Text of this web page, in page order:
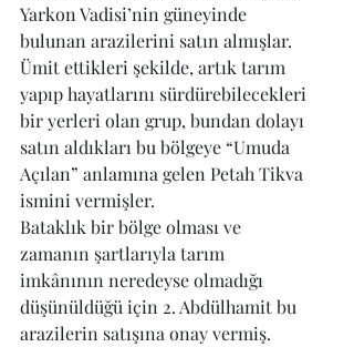
Yarkon Vadisi’nin güneyinde
bulunan arazilerini satın almışlar.
Ümit ettikleri şekilde, artık tarım
yapıp hayatlarını sürdürebilecekleri
bir yerleri olan grup, bundan dolayı
satın aldıkları bu bölgeye “Umuda
Açılan” anlamına gelen Petah Tikva
ismini vermişler.
Bataklık bir bölge olması ve
zamanın şartlarıyla tarım
imkânının neredeyse olmadığı
düşünüldüğü için 2. Abdülhamit bu
arazilerin satışına onay vermiş.